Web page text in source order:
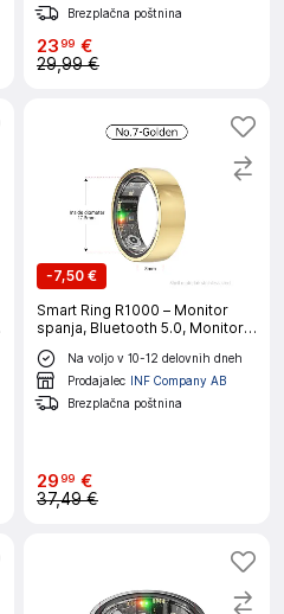
Brezplačna poštnina
2399 €
29,99 €
-7,50 €
Smart Ring R1000 – Monitor
spanja, Bluetooth 5.0, Monitor
kisika v krvi Gold 7
Na voljo v 10-12 delovnih dneh
Prodajalec INF Company AB
Brezplačna poštnina
2999 €
37,49 €